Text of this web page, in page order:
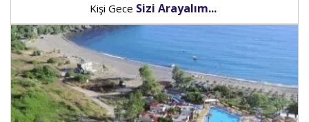
Kişi Gece Sizi Arayalım...